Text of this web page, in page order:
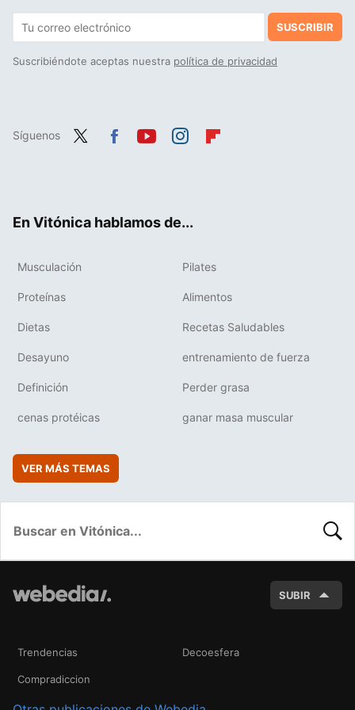
SUSCRIBIR
Suscribiéndote aceptas nuestra política de privacidad
Síguenos
En Vitónica hablamos de...
Musculación Pilates
Proteínas Alimentos
Dietas Recetas Saludables
Desayuno entrenamiento de fuerza
Definición Perder grasa
cenas protéicas ganar masa muscular
VER MÁS TEMAS
SUBIR
Trendencias Decoesfera
Compradiccion